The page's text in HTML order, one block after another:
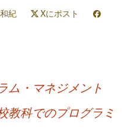
紀
Xにポスト
ム・マネジメント
教科でのプログラミ